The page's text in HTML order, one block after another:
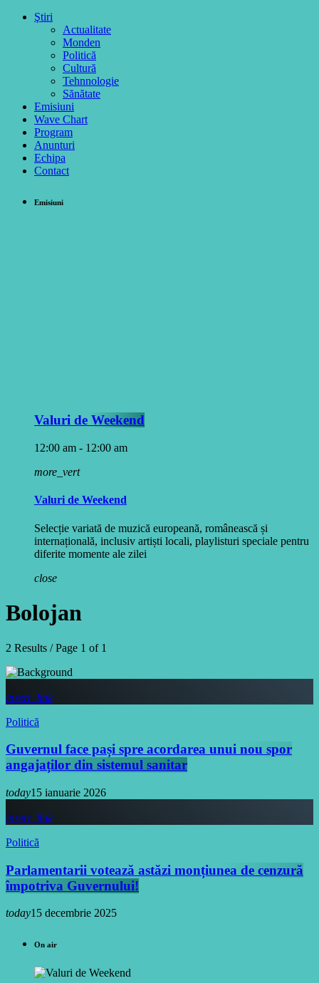
Ştiri
Actualitate
Monden
Politică
Cultură
Tehnnologie
Sănătate
Emisiuni
Wave Chart
Program
Anunturi
Echipa
Contact
Emisiuni
Valuri de Weekend
12:00 am - 12:00 am
more_vert
Valuri de Weekend
Selecție variată de muzică europeană, românească și
internațională, inclusiv artiști locali, playlisturi speciale pentru
diferite momente ale zilei
close
Bolojan
2 Results / Page 1 of 1
insert_link
Politică
Guvernul face pași spre acordarea unui nou spor
angajaților din sistemul sanitar
today15 ianuarie 2026
insert_link
Politică
Parlamentarii votează astăzi monțiunea de cenzură
împotriva Guvernului!
today15 decembrie 2025
On air